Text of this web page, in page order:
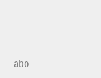
abo